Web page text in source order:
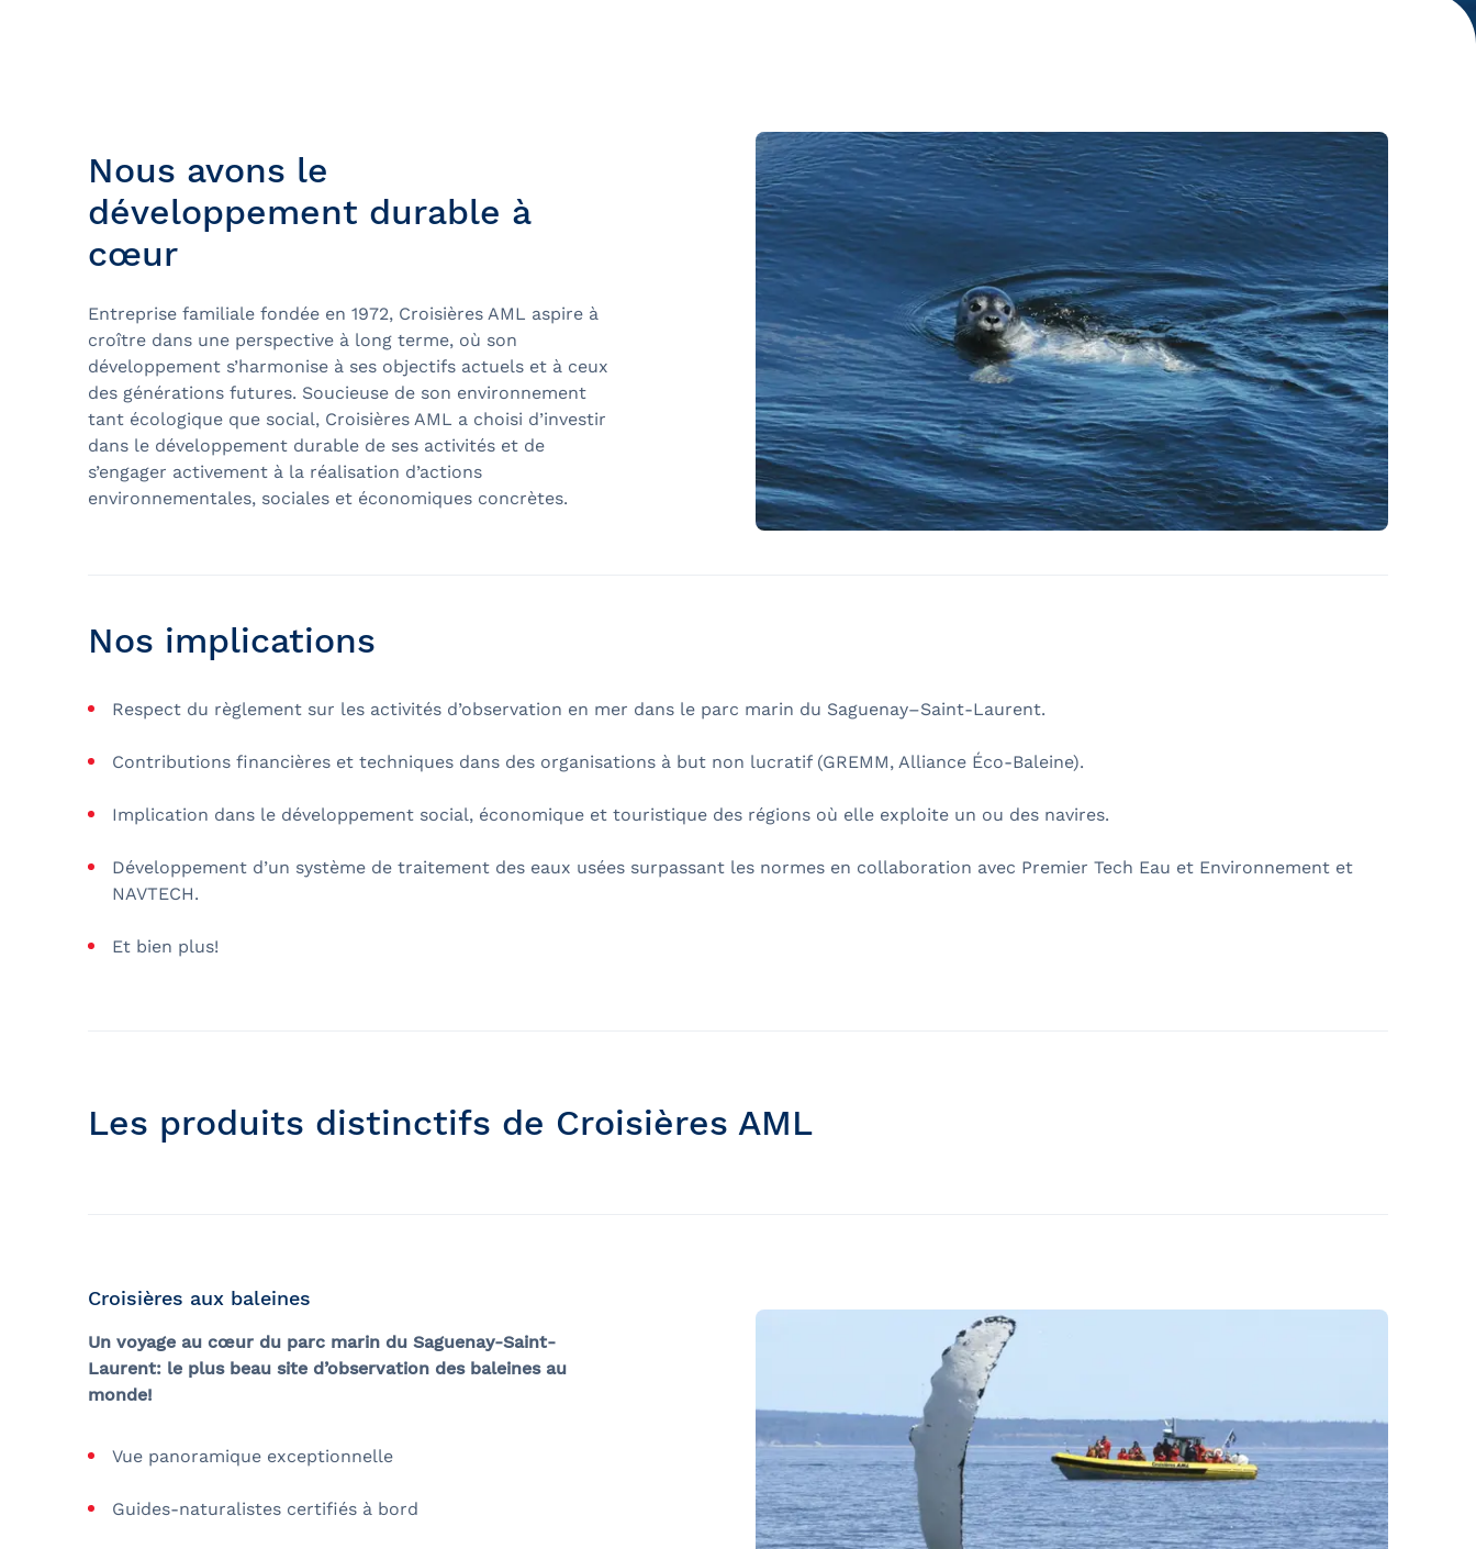
Croisière de soir
Croisière-lunch
Croisière de Noël
Croisière aux petits pingouins
Navette fluviale
Nous avons le
développement durable à
cœur
Entreprise familiale fondée en 1972, Croisières AML aspire à
croître dans une perspective à long terme, où son
développement s’harmonise à ses objectifs actuels et à ceux
des générations futures. Soucieuse de son environnement
tant écologique que social, Croisières AML a choisi d’investir
dans le développement durable de ses activités et de
s’engager activement à la réalisation d’actions
environnementales, sociales et économiques concrètes.
Nos implications
Respect du règlement sur les activités d’observation en mer dans le parc marin du Saguenay–Saint-Laurent.
Contributions financières et techniques dans des organisations à but non lucratif (GREMM, Alliance Éco-Baleine).
Implication dans le développement social, économique et touristique des régions où elle exploite un ou des navires.
Développement d’un système de traitement des eaux usées surpassant les normes en collaboration avec Premier Tech Eau et Environnement et
NAVTECH.
Et bien plus!
Les produits distinctifs de Croisières AML
Croisières aux baleines
Un voyage au cœur du parc marin du Saguenay-Saint-
Laurent: le plus beau site d’observation des baleines au
monde!
Vue panoramique exceptionnelle
Guides-naturalistes certifiés à bord